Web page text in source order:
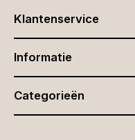
Klantenservice
Informatie
Categorieën